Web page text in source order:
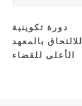
دورة تكوينية
للالتحاق بالمعهد
الأعلى للقضاء